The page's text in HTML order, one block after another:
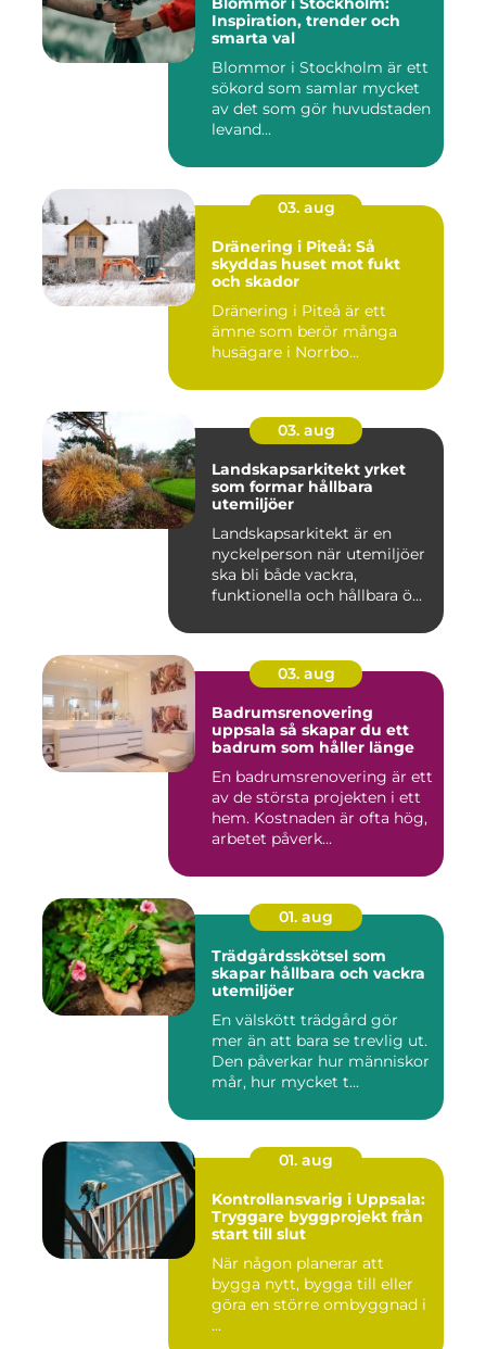
Inspiration, trender och
smarta val
Blommor i Stockholm är ett
sökord som samlar mycket
av det som gör huvudstaden
levand...
03. aug
Dränering i Piteå: Så
skyddas huset mot fukt
och skador
Dränering i Piteå är ett
ämne som berör många
husägare i Norrbo...
03. aug
Landskapsarkitekt yrket
som formar hållbara
utemiljöer
Landskapsarkitekt är en
nyckelperson när utemiljöer
ska bli både vackra,
funktionella och hållbara ö...
03. aug
Badrumsrenovering
uppsala så skapar du ett
badrum som håller länge
En badrumsrenovering är ett
av de största projekten i ett
hem. Kostnaden är ofta hög,
arbetet påverk...
01. aug
Trädgårdsskötsel som
skapar hållbara och vackra
utemiljöer
En välskött trädgård gör
mer än att bara se trevlig ut.
Den påverkar hur människor
mår, hur mycket t...
01. aug
Kontrollansvarig i Uppsala:
Tryggare byggprojekt från
start till slut
När någon planerar att
bygga nytt, bygga till eller
göra en större ombyggnad i
...